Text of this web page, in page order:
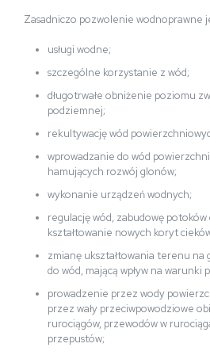
Zasadniczo pozwolenie wodnoprawne
usługi wodne;
szczególne korzystanie z wód;
długotrwałe obniżenie poziomu
podziemnej;
rekultywację wód
wprowadzanie do wód
hamujących rozwój glonów;
wykonanie urządzeń wodnych;
regulację wód, zabudowę
kształtowanie nowych koryt
zmianę ukształtowania terenu na
do wód, mającą wpływ na warunki
prowadzenie przez wody
przez wały przeciwpowodziowe
rurociągów, przewodów w
przepustów;